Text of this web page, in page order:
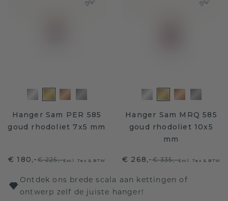
Hanger Sam PER 585
goud rhodoliet 7x5 mm
€ 180,-€ 225,-Excl. Tax & BTW
Hanger Sam MRQ 585
goud rhodoliet 10x5
mm
€ 268,-€ 335,-Excl. Tax & BTW
Ontdek ons brede scala aan kettingen of
ontwerp zelf de juiste hanger!